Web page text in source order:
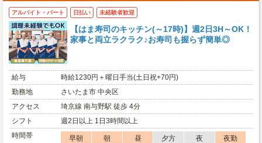
アルバイト・パート 日払い 未経験者歓迎
【はま寿司のキッチン(～17時)】週2日3H～OK！
家事と両立ラクラク♪お寿司も握らず簡単◎
給与
時給1230円＋曜日手当(土日祝+70円)
勤務地
さいたま市 中央区
アクセス
埼京線 南与野駅 徒歩 4分
シフト
週2日以上 1日3時間以上
時間帯
早朝 朝 昼 夕方 夜
夜勤